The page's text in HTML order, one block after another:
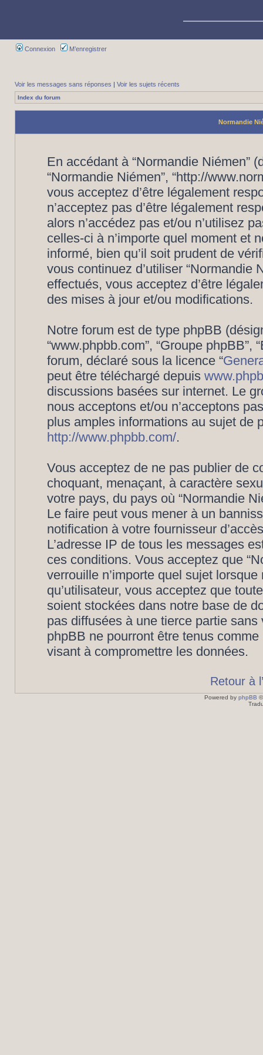
Connexion M’enregistrer
Voir les messages sans réponses | Voir les sujets récents
Index du forum
Normandie
En accédant à “Normandie Niémen”
“Normandie Niémen”, “http://
vous acceptez d’être légalement
n’acceptez pas d’être légalement
alors n’accédez pas et/ou n’utilisez
celles-ci à n’importe quel moment et
informé, bien qu’il soit prudent de
vous continuez d’utiliser “Normandie
effectués, vous acceptez d’être
des mises à jour et/ou modifications.
Notre forum est de type phpBB
“www.phpbb.com”, “Groupe
forum, déclaré sous la licence “
peut être téléchargé depuis
discussions basées sur internet. Le
nous acceptons et/ou n’acceptons
plus amples informations au sujet de
http://www.phpbb.com/.
Vous acceptez de ne pas publier de
choquant, menaçant, à caractère
votre pays, du pays où “Normandie
Le faire peut vous mener à un
notification à votre fournisseur
L’adresse IP de tous les messages
ces conditions. Vous acceptez que
verrouille n’importe quel sujet
qu’utilisateur, vous acceptez que
soient stockées dans notre base de
pas diffusées à une tierce partie
phpBB ne pourront être tenus
visant à compromettre les données.
Retour à
Powered by phpBB